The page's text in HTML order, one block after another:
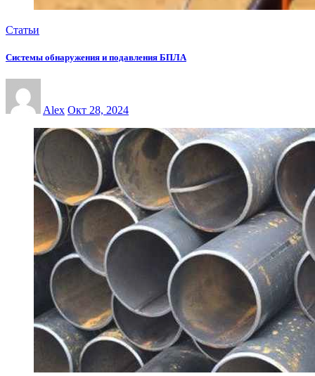
Статьи
Системы обнаружения и подавления БПЛА
Alex Окт 28, 2024